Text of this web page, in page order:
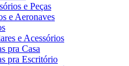
e Peças
e Aeronaves
e Acessórios
pra Casa
pra Escritório